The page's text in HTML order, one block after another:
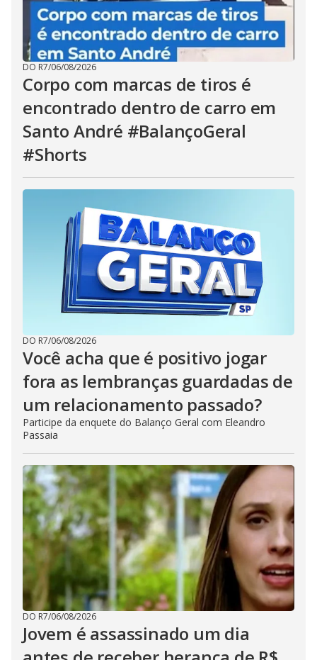
DO R7/06/08/2026
Corpo com marcas de tiros é
encontrado dentro de carro em
Santo André #BalançoGeral
#Shorts
DO R7/06/08/2026
Você acha que é positivo jogar
fora as lembranças guardadas de
um relacionamento passado?
Participe da enquete do Balanço Geral com Eleandro
Passaia
DO R7/06/08/2026
Jovem é assassinado um dia